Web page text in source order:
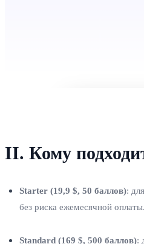
II. Кому
Starter (19,9 $, 50 баллов):
без риска ежемесячной оплаты.
Standard (169 $, 500 баллов):